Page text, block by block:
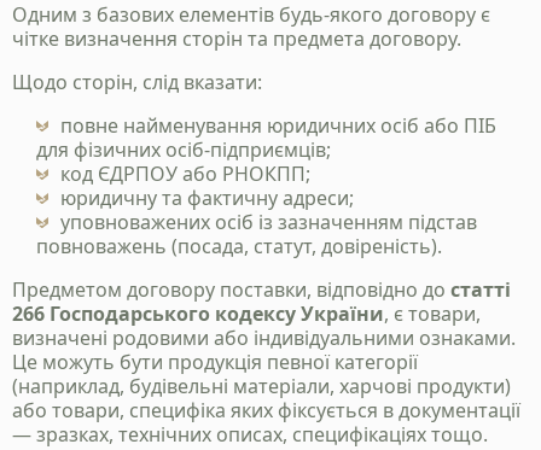
Одним з базових елементів будь-якого договору є
чітке визначення сторін та предмета договору.
Щодо сторін, слід вказати:
повне найменування юридичних осіб або ПІБ
для фізичних осіб-підприємців;
код ЄДРПОУ або РНОКПП;
юридичну та фактичну адреси;
уповноважених осіб із зазначенням підстав
повноважень (посада, статут, довіреність).
Предметом договору поставки, відповідно до статті
266 Господарського кодексу України, є товари,
визначені родовими або індивідуальними ознаками.
Це можуть бути продукція певної категорії
(наприклад, будівельні матеріали, харчові продукти)
або товари, специфіка яких фіксується в документації
— зразках, технічних описах, специфікаціях тощо.